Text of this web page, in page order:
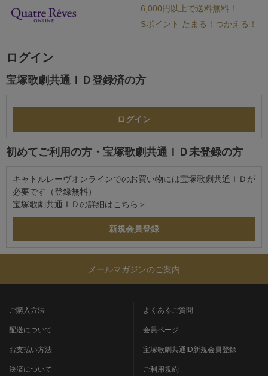
6,000円以上で送料無料！
Sポイント たまる！つかえる！
ログイン
宝塚歌劇共通ＩＤ登録済の方
初めてご利用の方・宝塚歌劇共通ＩＤ未登録の方
キャトルレーヴオンラインでのお買い物には宝塚歌劇共通ＩＤが
必要です（登録無料）
宝塚歌劇共通ＩＤの詳細は こちら＞
メールマガジンのご案内
ご購入方法
配送について
お支払い方法
決済について
よくあるご質問
会員ページ
宝塚歌劇共通ID新規会員登録
ご利用規約